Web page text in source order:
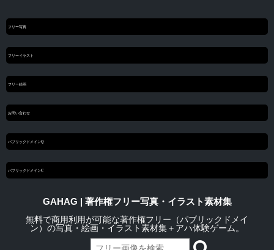
フリー写真
フリーイラスト
フリー絵画
お問い合わせ
パブリックドメインQ
パブリックドメインC
GAHAG | 著作権フリー写真・イラスト素材集
無料で商用利用が可能な著作権フリー（パブリックドメイ
ン）の写真・絵画・イラスト素材集＋アハ体験ゲーム。